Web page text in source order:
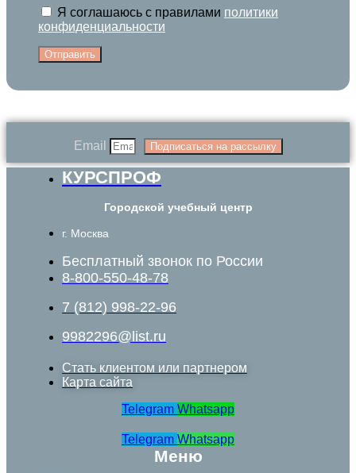
Я соглашаюсь с правилами политики
конфиденциальности
Отправить
Email Подписаться на рассылку
КУРСПРОФ
Городской учебный центр
г. Москва
Бесплатный звонок по России
8-800-550-48-78
7 (812) 998-22-96
9982296@list.ru
Стать клиентом или партнером
Карта сайта
Telegram Whatsapp
Telegram Whatsapp
Меню